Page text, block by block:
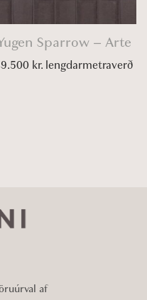
Sparrow – Arte
kr. lengdarmetraverð
af